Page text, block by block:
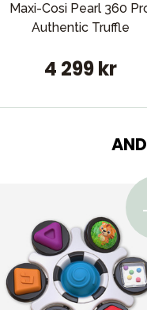
Maxi-Cosi Pearl 360
Authentic Truffle
4 299 kr